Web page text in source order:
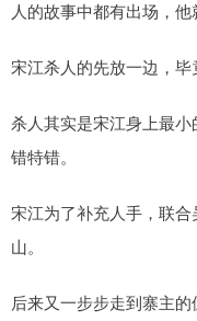
人的故事中都有出场，他
宋江杀人的先放一边，毕
杀人其实是宋江身上最
错特错。
宋江为了补充人手，联
山。
后来又一步步走到寨主